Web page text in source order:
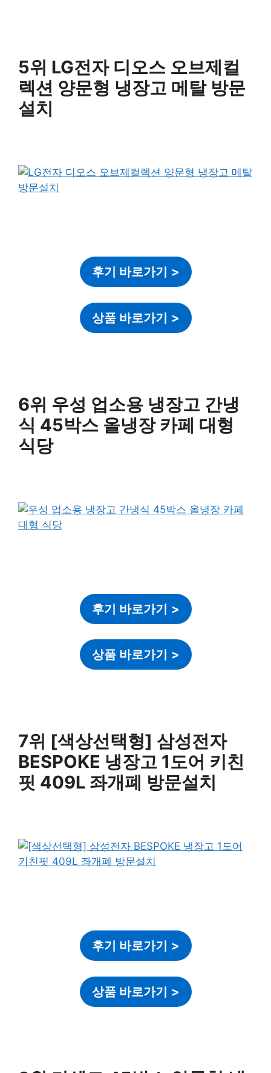
5위 LG전자 디오스 오브제컬
렉션 양문형 냉장고 메탈 방문
설치
후기 바로가기 >
상품 바로가기 >
6위 우성 업소용 냉장고 간냉
식 45박스 올냉장 카페 대형
식당
후기 바로가기 >
상품 바로가기 >
7위 [색상선택형] 삼성전자
BESPOKE 냉장고 1도어 키친
핏 409L 좌개폐 방문설치
후기 바로가기 >
상품 바로가기 >